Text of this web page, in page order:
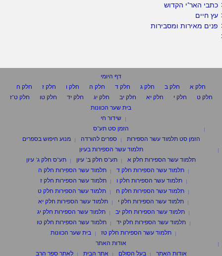
כתבי האר"י הקדוש
עץ חיים
פנים מאירות ומסבירות
דף היומי
חלק א
חלק ב חלק ג חלק ד חלק ה חלק ו חלק ז
חלק ח
חלק ט
חלק י חלק יא חלק יב חלק יג חלק יד חלק טו
חלק ט"ז
בית שער הכוונות
שידור חי
הזמן סט תע"ס
הזמן סט תלמוד עשר הספירות
ספרים להורדה
מנוע חיפוש בספרים
תלמוד עשר הספירות בעיון
תלמוד עשר הספירות חלק א
תע"ס חלק ב' עיון
תע"ס חלק ג' עיון
תלמוד עשר הספירות חלק ד
תלמוד עשר הספירות חלק ה
תלמוד עשר הספירות חלק ו
תלמוד עשר הספירות חלק ז
תלמוד עשר הספירות חלק ח
תלמוד עשר הספירות חלק ט
תלמוד עשר הספירות חלק י
תלמוד עשר הספירות חלק יא
תלמוד עשר הספירות חלק יב
תלמוד עשר הספירות חלק יג
תלמוד עשר הספירות חלק יד
תלמוד עשר הספירות חלק טו
תלמוד עשר הספירות חלק טז
בית שער הכוונות
אודות האתר
אודות האתר
בעל הסולם אתר הבית לאתר ספר הרב